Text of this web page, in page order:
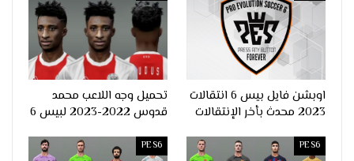
اوبشن فايل بيس 6 انتقالات
2023 محدث بأخر الإنتقالات
تحميل وجه اللاعب محمد
قدوس 2022-2023 لبيس 6
PES6
PES6